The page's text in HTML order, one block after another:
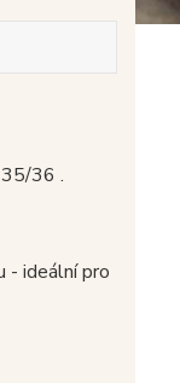
36 .
- ideální pro